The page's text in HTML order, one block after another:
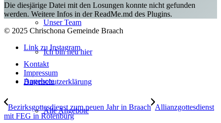
Unser Team
Ich bin neu hier
Angebote
Alle Angebote
Die diesjärige Datei mit den Losungen konnte nicht gefunden
werden. Weitere Infos in der ReadMe.md des Plugins.
© 2025 Chrischona Gemeinde Braach
Link zu Instagram
Kontakt
Impressum
Datenschutzerklärung
Bezirksgottesdienst zum neuen Jahr in Braach Allianzgottesdienst
mit FEG in Rotenburg